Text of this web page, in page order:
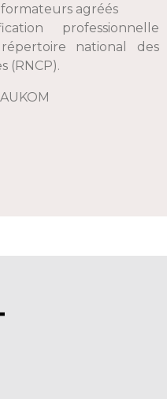
formateurs agréés
professionnelle
national des
(RNCP).